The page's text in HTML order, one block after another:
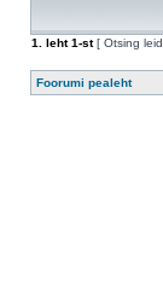
1
. leht1-st[ Otsing
Foorumi pealeht